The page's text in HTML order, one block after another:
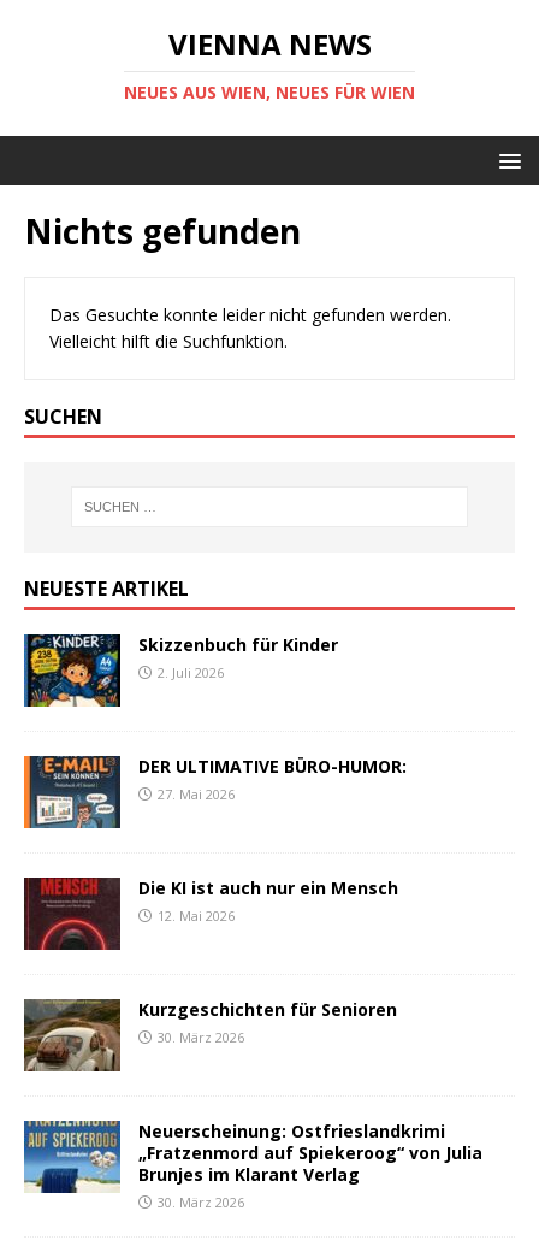
VIENNA NEWS
NEUES AUS WIEN, NEUES FÜR WIEN
Nichts gefunden
Das Gesuchte konnte leider nicht gefunden werden.
Vielleicht hilft die Suchfunktion.
SUCHEN
NEUESTE ARTIKEL
Skizzenbuch für Kinder
2. Juli 2026
DER ULTIMATIVE BÜRO-HUMOR:
27. Mai 2026
Die KI ist auch nur ein Mensch
12. Mai 2026
Kurzgeschichten für Senioren
30. März 2026
Neuerscheinung: Ostfrieslandkrimi
„Fratzenmord auf Spiekeroog“ von Julia
Brunjes im Klarant Verlag
30. März 2026